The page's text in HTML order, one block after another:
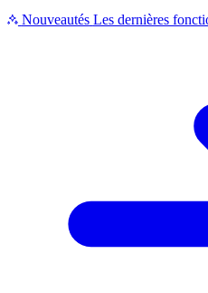
Nouveautés Les dernières